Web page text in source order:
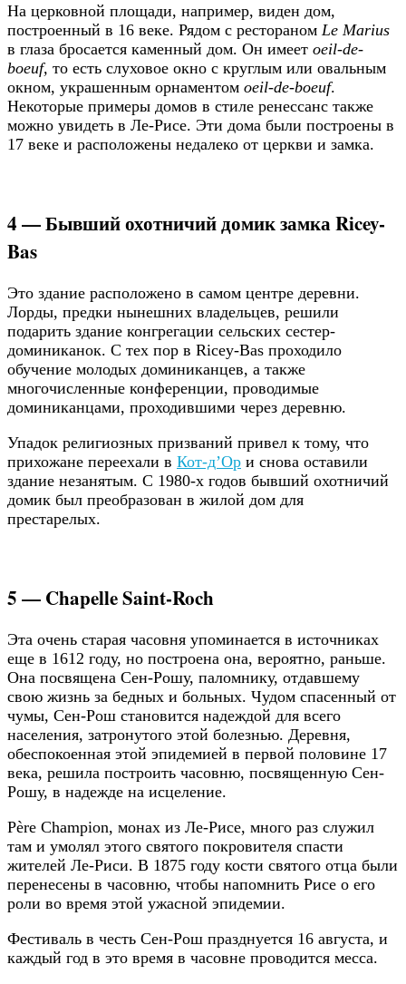
На церковной площади, например, виден дом,
построенный в 16 веке. Рядом с рестораном Le Marius
в глаза бросается каменный дом. Он имеет oeil-de-
boeuf, то есть слуховое окно с круглым или овальным
окном, украшенным орнаментом oeil-de-boeuf.
Некоторые примеры домов в стиле ренессанс также
можно увидеть в Ле-Рисе. Эти дома были построены в
17 веке и расположены недалеко от церкви и замка.
4 — Бывший охотничий домик замка Ricey-
Bas
Это здание расположено в самом центре деревни.
Лорды, предки нынешних владельцев, решили
подарить здание конгрегации сельских сестер-
доминиканок. С тех пор в Ricey-Bas проходило
обучение молодых доминиканцев, а также
многочисленные конференции, проводимые
доминиканцами, проходившими через деревню.
Упадок религиозных призваний привел к тому, что
прихожане переехали в Кот-д’Ор и снова оставили
здание незанятым. С 1980-х годов бывший охотничий
домик был преобразован в жилой дом для
престарелых.
5 — Chapelle Saint-Roch
Эта очень старая часовня упоминается в источниках
еще в 1612 году, но построена она, вероятно, раньше.
Она посвящена Сен-Рошу, паломнику, отдавшему
свою жизнь за бедных и больных. Чудом спасенный от
чумы, Сен-Рош становится надеждой для всего
населения, затронутого этой болезнью. Деревня,
обеспокоенная этой эпидемией в первой половине 17
века, решила построить часовню, посвященную Сен-
Рошу, в надежде на исцеление.
Père Champion, монах из Ле-Рисе, много раз служил
там и умолял этого святого покровителя спасти
жителей Ле-Риси. В 1875 году кости святого отца были
перенесены в часовню, чтобы напомнить Рисе о его
роли во время этой ужасной эпидемии.
Фестиваль в честь Сен-Рош празднуется 16 августа, и
каждый год в это время в часовне проводится месса.